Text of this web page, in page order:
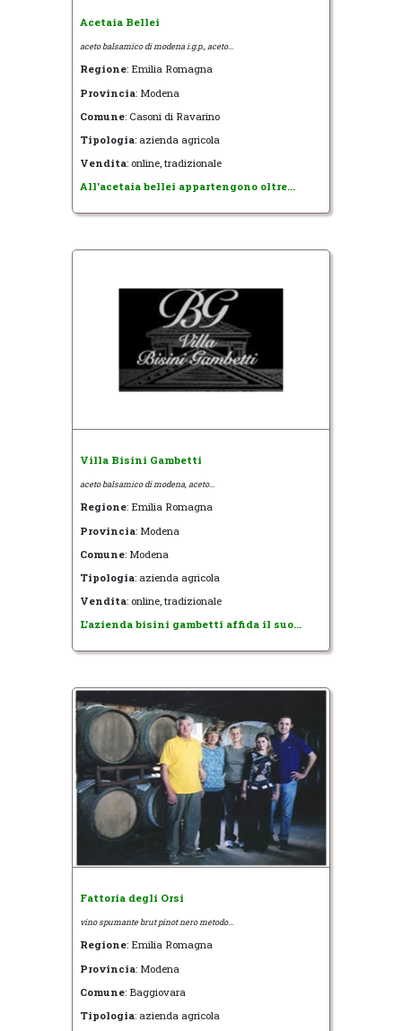
Acetaia Bellei
aceto balsamico di modena i.g.p., aceto...
Regione: Emilia Romagna
Provincia: Modena
Comune: Casoni di Ravarino
Tipologia: azienda agricola
Vendita: online, tradizionale
All'acetaia bellei appartengono oltre...
Villa Bisini Gambetti
aceto balsamico di modena, aceto...
Regione: Emilia Romagna
Provincia: Modena
Comune: Modena
Tipologia: azienda agricola
Vendita: online, tradizionale
L'azienda bisini gambetti affida il suo...
Fattoria degli Orsi
vino spumante brut pinot nero metodo...
Regione: Emilia Romagna
Provincia: Modena
Comune: Baggiovara
Tipologia: azienda agricola